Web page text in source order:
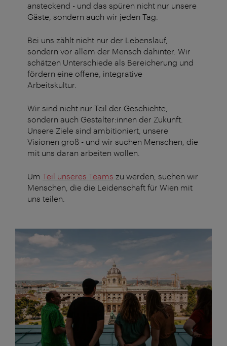
ansteckend - und das spüren nicht nur unsere
Gäste, sondern auch wir jeden Tag.
Bei uns zählt nicht nur der Lebenslauf,
sondern vor allem der Mensch dahinter. Wir
schätzen Unterschiede als Bereicherung und
fördern eine offene, integrative
Arbeitskultur.
Wir sind nicht nur Teil der Geschichte,
sondern auch Gestalter:innen der Zukunft.
Unsere Ziele sind ambitioniert, unsere
Visionen groß - und wir suchen Menschen, die
mit uns daran arbeiten wollen.
Um Teil unseres Teams zu werden, suchen wir
Menschen, die die Leidenschaft für Wien mit
uns teilen.